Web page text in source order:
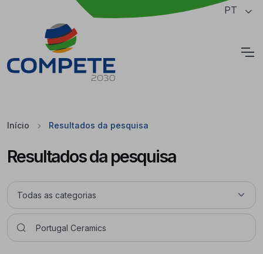
Saltar para o conteúdo principal da página PT
Início Resultados da pesquisa
Resultados da pesquisa